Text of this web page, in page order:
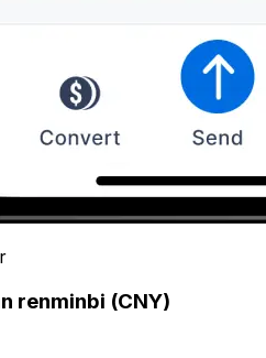
renminbi (CNY)